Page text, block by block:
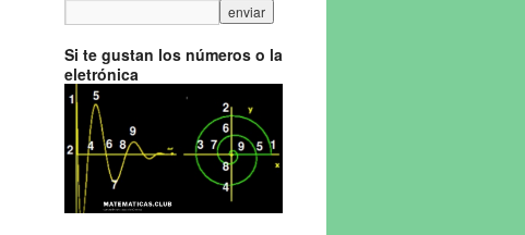
Si te gustan los números o la
eletrónica